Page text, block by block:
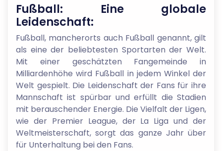
Fußball: Eine globale
Leidenschaft:
Fußball, mancherorts auch Fußball genannt, gilt
als eine der beliebtesten Sportarten der Welt.
Mit einer geschätzten Fangemeinde in
Milliardenhöhe wird Fußball in jedem Winkel der
Welt gespielt. Die Leidenschaft der Fans für ihre
Mannschaft ist spürbar und erfüllt die Stadien
mit berauschender Energie. Die Vielfalt der Ligen,
wie der Premier League, der La Liga und der
Weltmeisterschaft, sorgt das ganze Jahr über
für Unterhaltung bei den Fans.